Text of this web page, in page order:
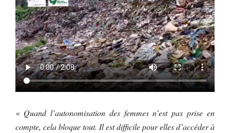
« Quand l’autonomisation des femmes n’est pas prise en
compte, cela bloque tout. Il est difficile pour elles d’accéder à